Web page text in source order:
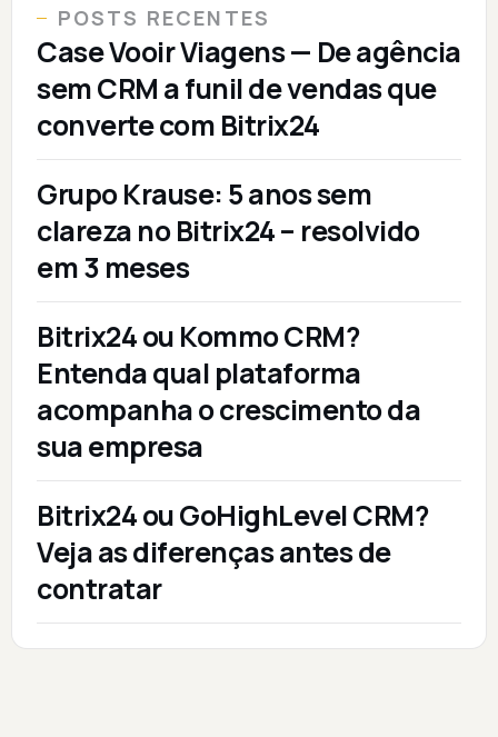
POSTS RECENTES
Case Vooir Viagens — De agência
sem CRM a funil de vendas que
converte com Bitrix24
Grupo Krause: 5 anos sem
clareza no Bitrix24 – resolvido
em 3 meses
Bitrix24 ou Kommo CRM?
Entenda qual plataforma
acompanha o crescimento da
sua empresa
Bitrix24 ou GoHighLevel CRM?
Veja as diferenças antes de
contratar